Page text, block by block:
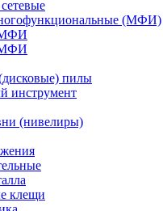
(МФИ)
МФИ
МФИ
пилы
инструмент
(нивелиры)
клещи